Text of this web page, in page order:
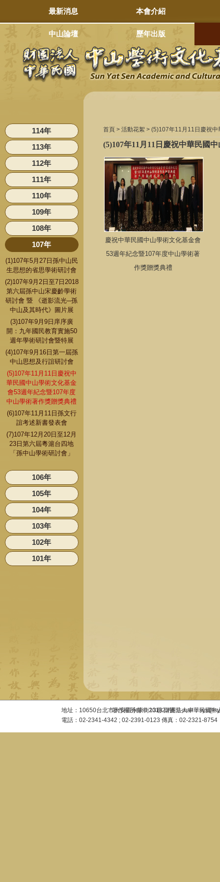
最新消息 本會介紹
中山論壇 歷年出版
114年
113年
112年
111年
110年
109年
108年
107年
(1)107年5月27日孫中山民
生思想的省思學術研討會
(2)107年9月2日至7日2018
第六屆孫中山宋慶齡學術
研討會 暨 《逝影流光─孫
中山及其時代》圖片展
(3)107年9月9日庠序廣
開：九年國民教育實施50
週年學術研討會暨特展
(4)107年9月16日第一屆孫
中山思想及行誼研討會
(5)107年11月11日慶祝中
華民國中山學術文化基金
會53週年紀念暨107年度
中山學術著作獎贈獎典禮
(6)107年11月11日孫文行
誼考述新書發表會
(7)107年12月20日至12月
23日第六屆粵滬台四地
「孫中山學術研討會」
106年
105年
104年
103年
102年
101年
首頁 > 活動花絮 > (5)107年11月11日慶祝
(5)107年11月11日慶祝中華民國
慶祝中華民國中山學術文化基金會
53週年紀念暨107年度中山學術著
作獎贈獎典禮
地址：10650台北市大安區永康街13巷23號 E-mail：
電話：02-2341-4342 ; 02-2391-0123 傳真：02-2321-8754
著作權所有 © 2013 財團法人中華民國中